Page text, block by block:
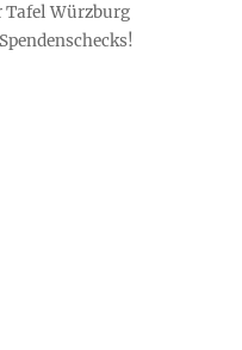
Tafel Würzburg